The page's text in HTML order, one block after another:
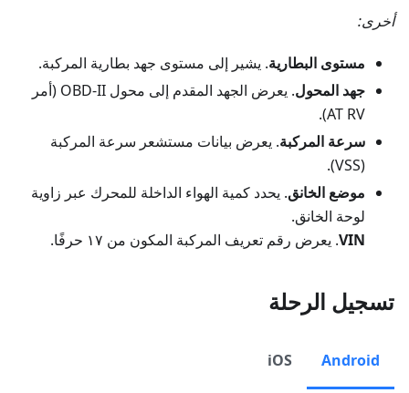
أخرى:
مستوى البطارية. يشير إلى مستوى جهد بطارية المركبة.
جهد المحول
. يعرض الجهد المقدم إلى محول OBD-II (أمر
AT RV).
سرعة المركبة. يعرض بيانات مستشعر سرعة المركبة
(VSS).
موضع الخانق. يحدد كمية الهواء الداخلة للمحرك عبر زاوية
لوحة الخانق.
VIN. يعرض رقم تعريف المركبة المكون من ١٧ حرفًا.
تسجيل الرحلة
Android
iOS